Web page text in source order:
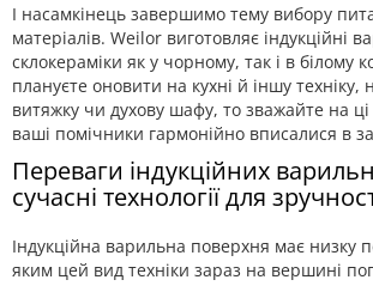
І насамкінець завершимо тему вибору
матеріалів. Weilor виготовляє індукційні
склокераміки як у чорному, так і в білому
плануєте оновити на кухні й іншу техніку,
витяжку чи духову шафу, то зважайте на
ваші помічники гармонійно вписалися в
Переваги індукційних
сучасні технології для
Індукційна варильна поверхня має низку
яким цей вид техніки зараз на вершині